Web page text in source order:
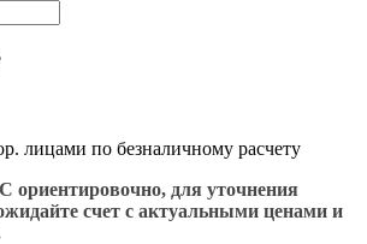
лицами по безналичному расчету
ориентировочно, для уточнения
счет с актуальными ценами и